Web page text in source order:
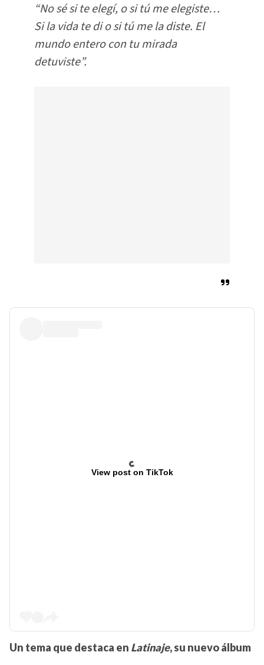
“No sé si te elegí, o si tú me elegiste…
Si la vida te di o si tú me la diste. El
mundo entero con tu mirada
detuviste”.
View post on TikTok
Un tema que destaca en Latinaje, su nuevo álbum